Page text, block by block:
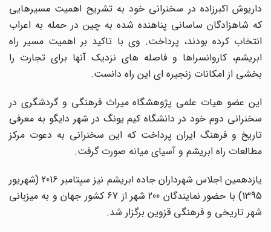
داریوش اکبرزاده در سخنرانی خود به تشریح اهمیت مسیرهایی
که شاهزادگان ساسانی پناهنده شده به چین در حمله به اعراب
انتخاب کرده بودند، پرداخت. وی با تاکید بر اهمیت مسیر راه
ابریشم، کاروانسراها و فاصله های نزدیک آنها برای تجارت را
بخشی از امکانات زنجیره ای این راه دانست.
این عضو هیات علمی پژوهشگاه میراث فرهنگی و گردشگری در
سخنرانی دوم خود در دانشگاه کیم یونگ در شهر دایگو به معرفی
تاریخ و فرهنگ ایران پرداخت که این سخنرانی به دعوت مرکز
مطالعات راه ابریشم و آسیای میانه صورت گرفت.
یازدهمین اجلاس شهرداران جاده ابریشم نیز سپتامبر 2016 (شهریور
1395) با حضور نمایندگان 200 شهر از 67 کشور جهان و به میزبانی
شهر تاریخی و فرهنگی قزوین برگزار شد.